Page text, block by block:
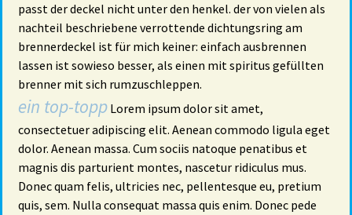
passt der deckel nicht unter den henkel. der von vielen als
nachteil beschriebene verrottende dichtungsring am
brennerdeckel ist für mich keiner: einfach ausbrennen
lassen ist sowieso besser, als einen mit spiritus gefüllten
brenner mit sich rumzuschleppen.
ein top-topp Lorem ipsum dolor sit amet,
consectetuer adipiscing elit. Aenean commodo ligula eget
dolor. Aenean massa. Cum sociis natoque penatibus et
magnis dis parturient montes, nascetur ridiculus mus.
Donec quam felis, ultricies nec, pellentesque eu, pretium
quis, sem. Nulla consequat massa quis enim. Donec pede